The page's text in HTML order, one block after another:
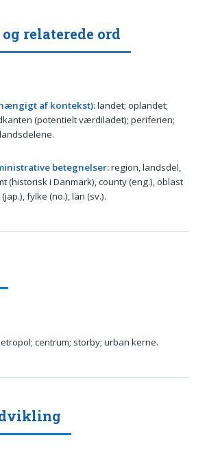
relaterede ord
af kontekst):landet; oplandet;
(potentielt værdiladet); periferien;
betegnelser:region, landsdel,
(historisk i Danmark), county (eng.), oblast
fylke (no.), län (sv.).
centrum; storby; urban kerne.